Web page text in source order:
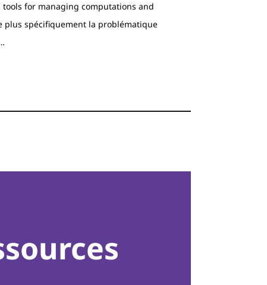
tools for managing computations and
plus spécifiquement la problématique